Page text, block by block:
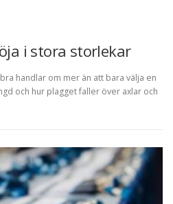
i stora storlekar
handlar om mer än att bara välja en
och hur plagget faller över axlar och